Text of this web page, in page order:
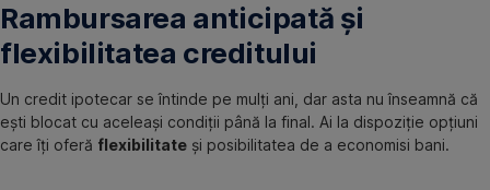
Rambursarea anticipată și
flexibilitatea creditului
Un credit ipotecar se întinde pe mulți ani, dar asta nu înseamnă că
ești blocat cu aceleași condiții până la final. Ai la dispoziție opțiuni
care îți oferă flexibilitate și posibilitatea de a economisi bani.